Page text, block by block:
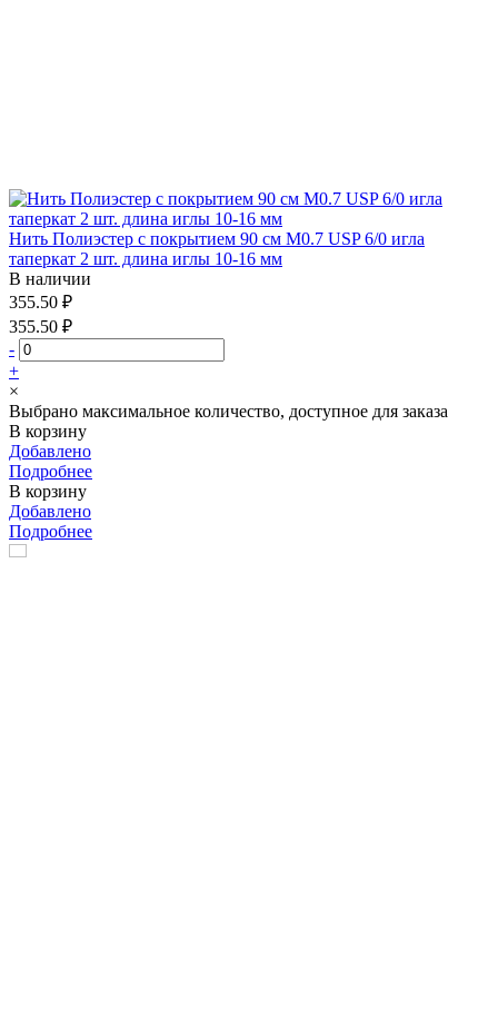
Нить Полиэстер с покрытием 90 см М0.7 USP 6/0 игла
таперкат 2 шт. длина иглы 10-16 мм
В наличии
355.50 ₽
355.50 ₽
-
+
×
Выбрано максимальное количество, доступное для заказа
В корзину
Добавлено
Подробнее
В корзину
Добавлено
Подробнее